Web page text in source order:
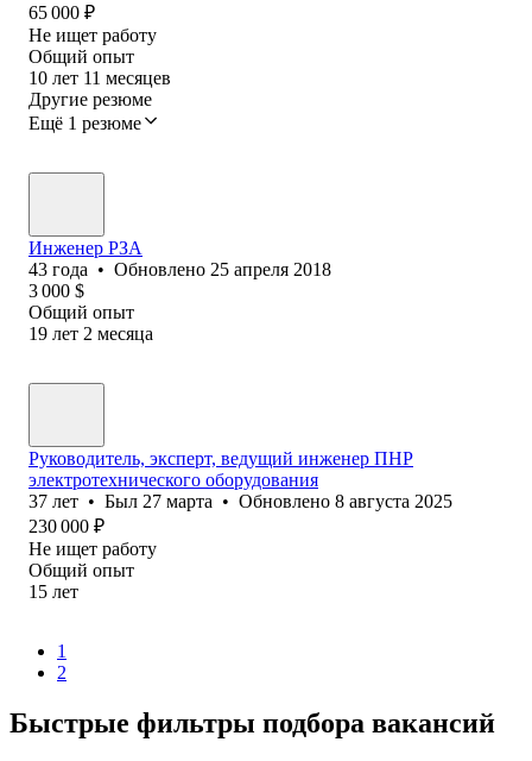
65 000 ₽
Не ищет работу
Общий опыт
10 лет 11 месяцев
Другие резюме
Ещё 1 резюме
Инженер РЗА
43 года • Обновлено 25 апреля 2018
3 000 $
Общий опыт
19 лет 2 месяца
Руководитель, эксперт, ведущий инженер ПНР
электротехнического оборудования
37 лет • Был 27 марта • Обновлено 8 августа 2025
230 000 ₽
Не ищет работу
Общий опыт
15 лет
1
2
Быстрые фильтры подбора вакансий